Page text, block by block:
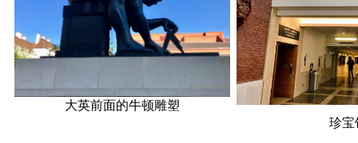
大英前面的牛顿雕塑
珍宝